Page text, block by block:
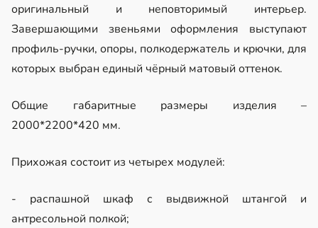
оригинальный и неповторимый интерьер.
Завершающими звеньями оформления выступают
профиль-ручки, опоры, полкодержатель и крючки, для
которых выбран единый чёрный матовый оттенок.
Общие габаритные размеры изделия –
2000*2200*420 мм.
Прихожая состоит из четырех модулей:
- распашной шкаф с выдвижной штангой и
антресольной полкой;